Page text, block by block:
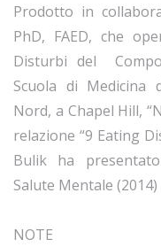
Prodotto in
PhD, FAED, che
Disturbi del
Scuola di Medicina
Nord, a Chapel Hill,
relazione “9 Eating
Bulik ha
Salute Mentale (2014)
NOTE